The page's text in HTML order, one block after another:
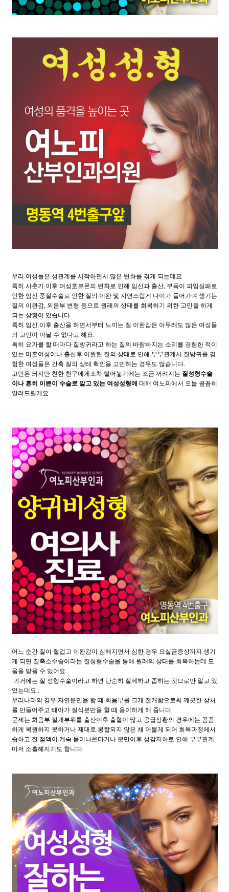
우리 여성들은 성관계를 시작하면서 많은 변화를 겪게 되는데요.
특히 사춘기 이후 여성호르몬의 변화로 인해 임신과 출산, 부득이 피임실패로
인한 임신 중절수술로 인한 질의 이완 및 자연스럽게 나이가 들어가며 생기는
질의 이완감, 외음부 변형 등으로 원래의 상태를 회복하기 위한 고민을 하게
되는 상황이 있습니다.
특히 임신 이후 출산을 하면서부터 느끼는 질 이완감은 아무래도 많은 여성들
의 고민이 아닐 수 없다고 해요.
특히 요가를 할 때마다 질방귀라고 하는 질의 바람빠지는 소리를 경험한 적이
있는 미혼여성이나 출산후 이완된 질의 상태로 인해 부부관계시 질방귀를 경
험한 여성들은 간혹 질의 상태 확인을 고민하는 경우도 많습니다.
고민은 되지만 친한 친구에게조차 털어놓기에는 조금 꺼려지는 질성형수술
이나 흔히 이쁜이 수술로 알고 있는 여성성형에 대해 여노피에서 오늘 꼼꼼히
알려드릴게요.
어느 순간 질이 헐겁고 이완감이 심해지면서 심한 경우 요실금증상까지 생기
게 되면 질축소수술이라는 질성형수술을 통해 원래의 상태를 회복하는데 도
움을 받을 수 있어요.
과거에는 질 성형수술이라고 하면 단순히 절제하고 좁히는 것으로만 알고 있
었는데요..
​우리나라의 경우 자연분만을 할 때 회음부를 크게 절개함으로써 깨끗한 상처
를 만들어주고 태아가 질식분만을 할 때 용이하게 해 줍니다.
문제는 회음부 절개부위를 출산이후 출혈이 많고 응급상황의 경우에는 꼼꼼
하게 복원하지 못하거나 제대로 봉합되지 않은 채 아물게 되어 회복과정에서
습하고 질 점액이 계속 묻어나온다거나 분만이후 성감저하로 인해 부부관계
마저 소홀해지기도 합니다.